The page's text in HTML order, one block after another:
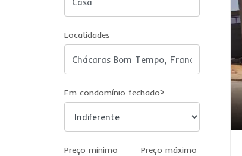
Localidades
Em condomínio fechado?
Preço mínimo Preço máximo